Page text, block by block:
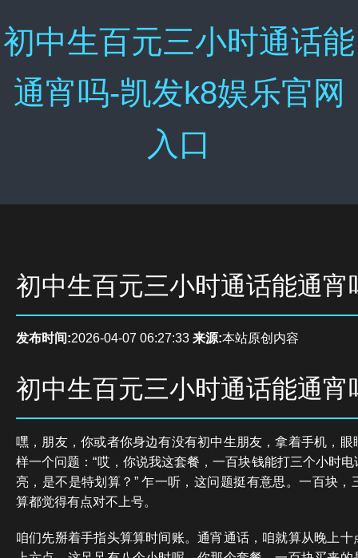
初中生百元三小时通话能
通宵吗-凯发k8娱乐官网
入口
初中生百元三小时通话能通宵
发布时间:2026-04-07 06:27:33 来源:本站原创内容
初中生百元三小时通话能通宵
嘿，朋友，你或者你身边有没有初中生朋友，拿着手机，
样一个问题：“哎，你说我这套餐，一百块钱能打三个小时
亮，是不是特划算？” 乍一听，这问题挺有意思。一百块，
算都觉得有点对不上号。
咱们先掰着手指头算算时间账。通宵通话，咱就算从晚上